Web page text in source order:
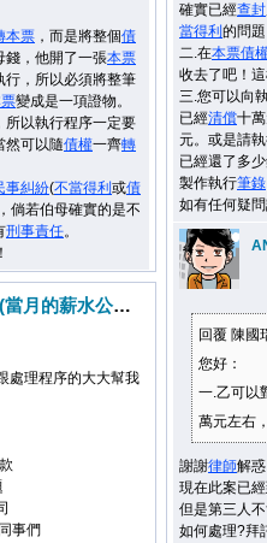
確實已經查封
當得利 的問
二.在本票債
收去了吧！
三.您可以向
已經清償十
元。或是請
已經還了多
製作執行筆錄
如有任何疑
回覆 陳國
您好：
一.乙可以
萬元左右
謝謝律師解惑
現在此案已
但是第三人
如何處理?拜
本票 ，而是將整個債
錢，他開了一張本票
行，所以必須將整筆
變成是一項證物。
所以執行程序一定要
然可以隨債權一齊轉
事糾紛(不當得利 或債
，倘若伯母確實的是不
刑事責任。
因侵占公款被公司革職(當月的薪水公司未發放)
處理程序的大大幫我
事們